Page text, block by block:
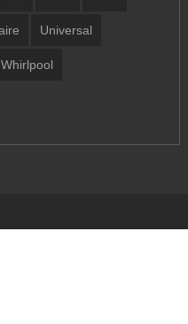
Universal
Whirlpool